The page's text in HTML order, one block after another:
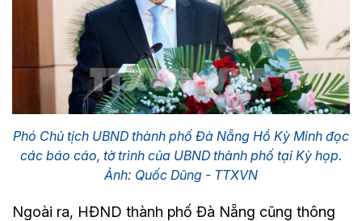
Phó Chủ tịch UBND thành phố Đà Nẵng Hồ Kỳ Minh đọc
các báo cáo, tờ trình của UBND thành phố tại Kỳ họp.
Ảnh: Quốc Dũng - TTXVN
Ngoài ra, HĐND thành phố Đà Nẵng cũng thông